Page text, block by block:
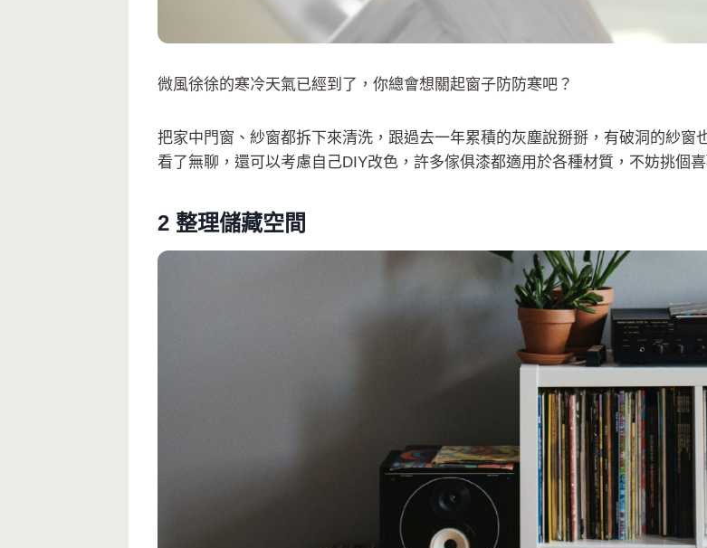
微風徐徐的寒冷天氣已經到了，你總會想關起窗子防防寒吧？
把家中門窗、紗窗都拆下來清洗，跟過去一年累積的灰塵說掰掰，有破洞的紗窗
看了無聊，還可以考慮自己DIY改色，許多傢俱漆都適用於各種材質，不妨挑個
2 整理儲藏空間